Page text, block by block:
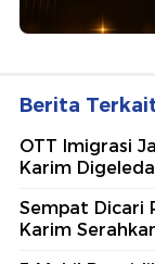
Berita
OTT Imigrasi
Karim
Sempat Dicari
Karim